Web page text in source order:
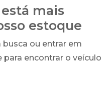
mais
estoque
ou entrar em
encontrar o veículo